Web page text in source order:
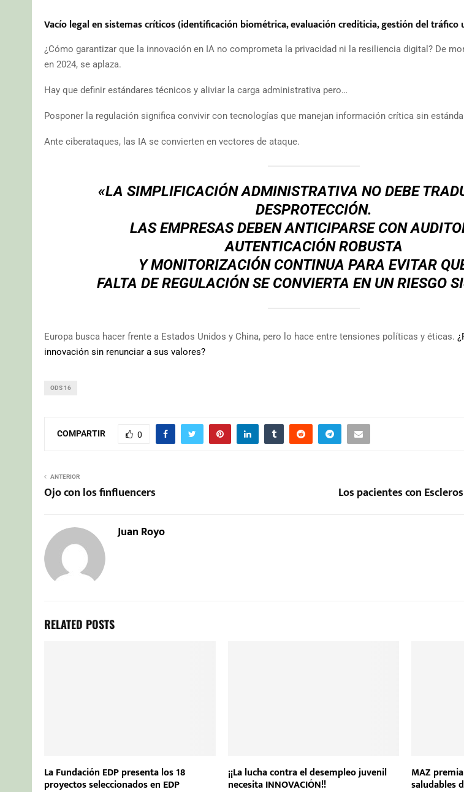
Vacío legal en sistemas críticos (identificación biométrica, evaluación crediticia, gestión del
¿Cómo garantizar que la innovación en IA no comprometa la privacidad ni la resiliencia digital? De
en 2024, se aplaza.
Hay que definir estándares técnicos y aliviar la carga administrativa pero…
Posponer la regulación significa convivir con tecnologías que manejan información crítica sin
Ante ciberataques, las IA se convierten en vectores de ataque.
«LA SIMPLIFICACIÓN ADMINISTRATIVA NO DEBE
DESPROTECCIÓN.
LAS EMPRESAS DEBEN ANTICIPARSE CON
AUTENTICACIÓN ROBUSTA
Y MONITORIZACIÓN CONTINUA PARA EVITAR
FALTA DE REGULACIÓN SE CONVIERTA EN UN RIESGO
Europa busca hacer frente a Estados Unidos y China, pero lo hace entre tensiones políticas y éticas.
innovación sin renunciar a sus valores?
ODS 16
COMPARTIR 0
ANTERIOR
Ojo con los finfluencers Los pacientes con
Juan Royo
RELATED POSTS
La Fundación EDP presenta los 18
proyectos seleccionados en EDP
¡¡La lucha contra el desempleo juvenil
necesita INNOVACIÓN!!
MAZ
saludables